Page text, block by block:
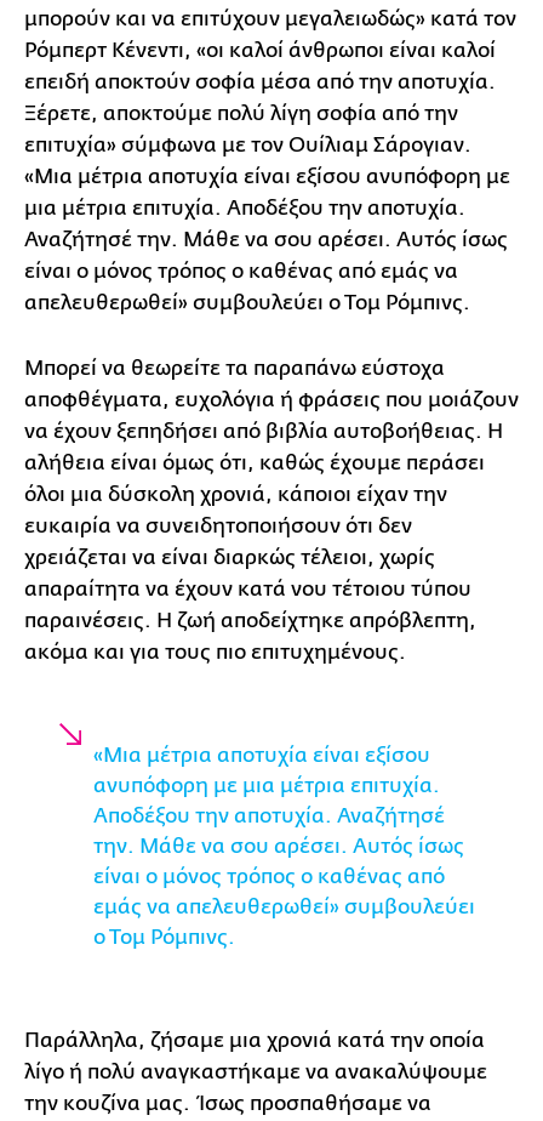
μπορούν και να επιτύχουν μεγαλειωδώς» κατά τον
Ρόμπερτ Κένεντι, «οι καλοί άνθρωποι είναι καλοί
επειδή αποκτούν σοφία μέσα από την αποτυχία.
Ξέρετε, αποκτούμε πολύ λίγη σοφία από την
επιτυχία» σύμφωνα με τον Ουίλιαμ Σάρογιαν.
«Μια μέτρια αποτυχία είναι εξίσου ανυπόφορη με
μια μέτρια επιτυχία. Αποδέξου την αποτυχία.
Αναζήτησέ την. Μάθε να σου αρέσει. Αυτός ίσως
είναι ο μόνος τρόπος ο καθένας από εμάς να
απελευθερωθεί» συμβουλεύει ο Τομ Ρόμπινς.
Μπορεί να θεωρείτε τα παραπάνω εύστοχα
αποφθέγματα, ευχολόγια ή φράσεις που μοιάζουν
να έχουν ξεπηδήσει από βιβλία αυτοβοήθειας. Η
αλήθεια είναι όμως ότι, καθώς έχουμε περάσει
όλοι μια δύσκολη χρονιά, κάποιοι είχαν την
ευκαιρία να συνειδητοποιήσουν ότι δεν
χρειάζεται να είναι διαρκώς τέλειοι, χωρίς
απαραίτητα να έχουν κατά νου τέτοιου τύπου
παραινέσεις. Η ζωή αποδείχτηκε απρόβλεπτη,
ακόμα και για τους πιο επιτυχημένους.
«Μια μέτρια αποτυχία είναι εξίσου
ανυπόφορη με μια μέτρια επιτυχία.
Αποδέξου την αποτυχία. Αναζήτησέ
την. Μάθε να σου αρέσει. Αυτός ίσως
είναι ο μόνος τρόπος ο καθένας από
εμάς να απελευθερωθεί» συμβουλεύει
ο Τομ Ρόμπινς.
Παράλληλα, ζήσαμε μια χρονιά κατά την οποία
λίγο ή πολύ αναγκαστήκαμε να ανακαλύψουμε
την κουζίνα μας. Ίσως προσπαθήσαμε να